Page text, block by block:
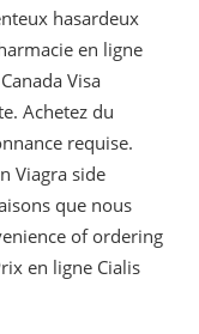
hasardeux
en ligne
Visa
Achetez du
requise.
Viagra side
que nous
of ordering
en ligne Cialis